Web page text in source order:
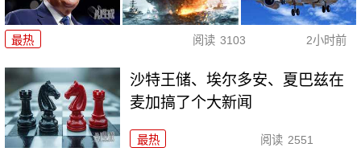
最热 阅读 3103 2小时前
沙特王储、埃尔多安、夏巴兹在
麦加搞了个大新闻
最热 阅读 2551